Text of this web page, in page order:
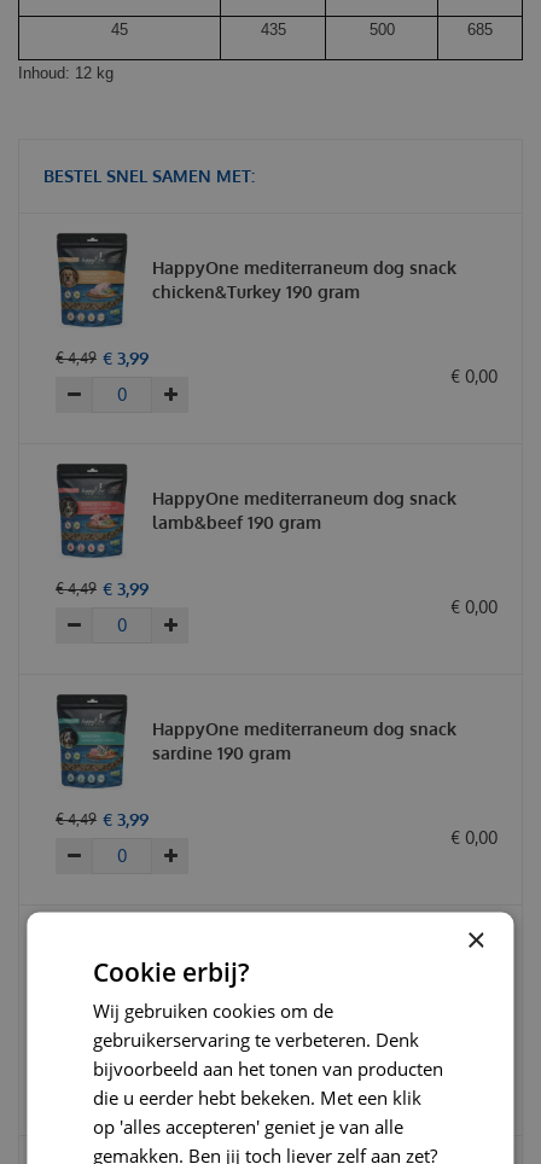
45 435 500 685
Inhoud: 12 kg
BESTEL SNEL SAMEN MET:
HappyOne mediterraneum dog snack
chicken&Turkey 190 gram
€ 4,49 € 3,99
€ 0,00
HappyOne mediterraneum dog snack
lamb&beef 190 gram
€ 4,49 € 3,99
€ 0,00
HappyOne mediterraneum dog snack
sardine 190 gram
€ 4,49 € 3,99
€ 0,00
HappyOne mediterraneum dog adult fresh
sardine 3kg
95 € 26,95
×
Cookie erbij?
Wij gebruiken cookies om de
gebruikerservaring te verbeteren. Denk
bijvoorbeeld aan het tonen van producten
die u eerder hebt bekeken. Met een klik
op 'alles accepteren' geniet je van alle
gemakken. Ben jij toch liever zelf aan zet?